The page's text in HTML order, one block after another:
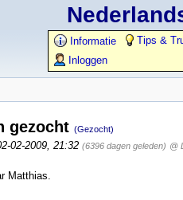
Informatie
Tips &
Inloggen
gezocht (Gezocht)
02-2009, 21:32 (6396 dagen geleden) @
Matthias.